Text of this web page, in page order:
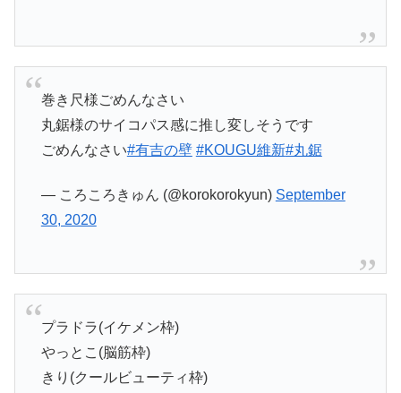
巻き尺様ごめんなさい
丸鋸様のサイコパス感に推し変しそうです
ごめんなさい#有吉の壁 #KOUGU維新#丸鋸
— ころころきゅん (@korokorokyun) September
30, 2020
プラドラ(イケメン枠)
やっとこ(脳筋枠)
きり(クールビューティ枠)